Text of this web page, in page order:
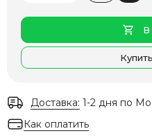
В
Доставка: 1-2 дня по
Как оплатить